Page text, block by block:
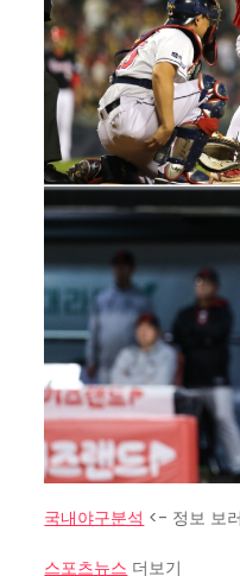
국내야구분석 <- 정보 보
스포츠뉴스 더보기